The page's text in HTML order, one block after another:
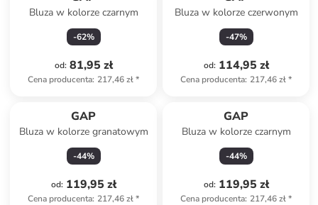
Bluza w kolorze czarnym
-62%
od: 81,95 zł
Cena producenta: 217,46 zł*
Bluza w kolorze czerwonym
-47%
od: 114,95 zł
Cena producenta: 217,46 zł*
GAP
Bluza w kolorze granatowym
-44%
od: 119,95 zł
Cena producenta: 217,46 zł*
GAP
Bluza w kolorze czarnym
-44%
od: 119,95 zł
Cena producenta: 217,46 zł*